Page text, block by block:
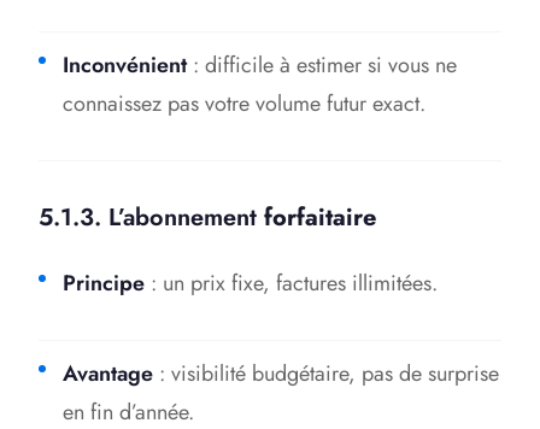
Inconvénient: difficile à estimer si vous ne
connaissez pas votre volume futur exact.
5.1.3. L’abonnement forfaitaire
Principe : un prix fixe, factures illimitées.
Avantage : visibilité budgétaire, pas de surprise
en fin d’année.